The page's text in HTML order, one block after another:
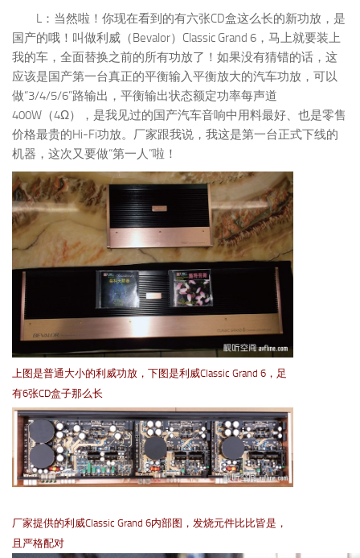
L：当然啦！你现在看到的有六张CD盒这么长的新功放，是
国产的哦！叫做利威（Bevalor）Classic Grand 6，马上就要装上
我的车，全面替换之前的所有功放了！如果没有猜错的话，这
应该是国产第一台真正的平衡输入平衡放大的汽车功放，可以
做“3/4/5/6”路输出，平衡输出状态额定功率每声道
400W（4Ω），是我见过的国产汽车音响中用料最好、也是零售
价格最贵的Hi-Fi功放。厂家跟我说，我这是第一台正式下线的
机器，这次又要做“第一人”啦！
上图是普通大小的利威功放，下图是利威Classic Grand 6，足
有6张CD盒子那么长
厂家提供的利威Classic Grand 6内部图，发烧元件比比皆是，
且严格配对